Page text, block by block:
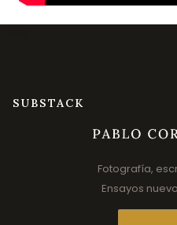
SUBSTACK
Fotografía,
Ensayos